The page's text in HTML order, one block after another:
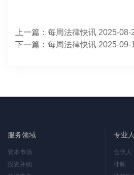
上一篇： 每周法律快讯 2025-08-
下一篇： 每周法律快讯 2025-09-
服务领域
资本市场
投资并购
专业
合伙人
律师